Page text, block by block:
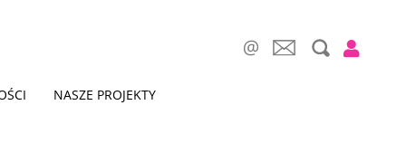
NASZE PROJEKTY